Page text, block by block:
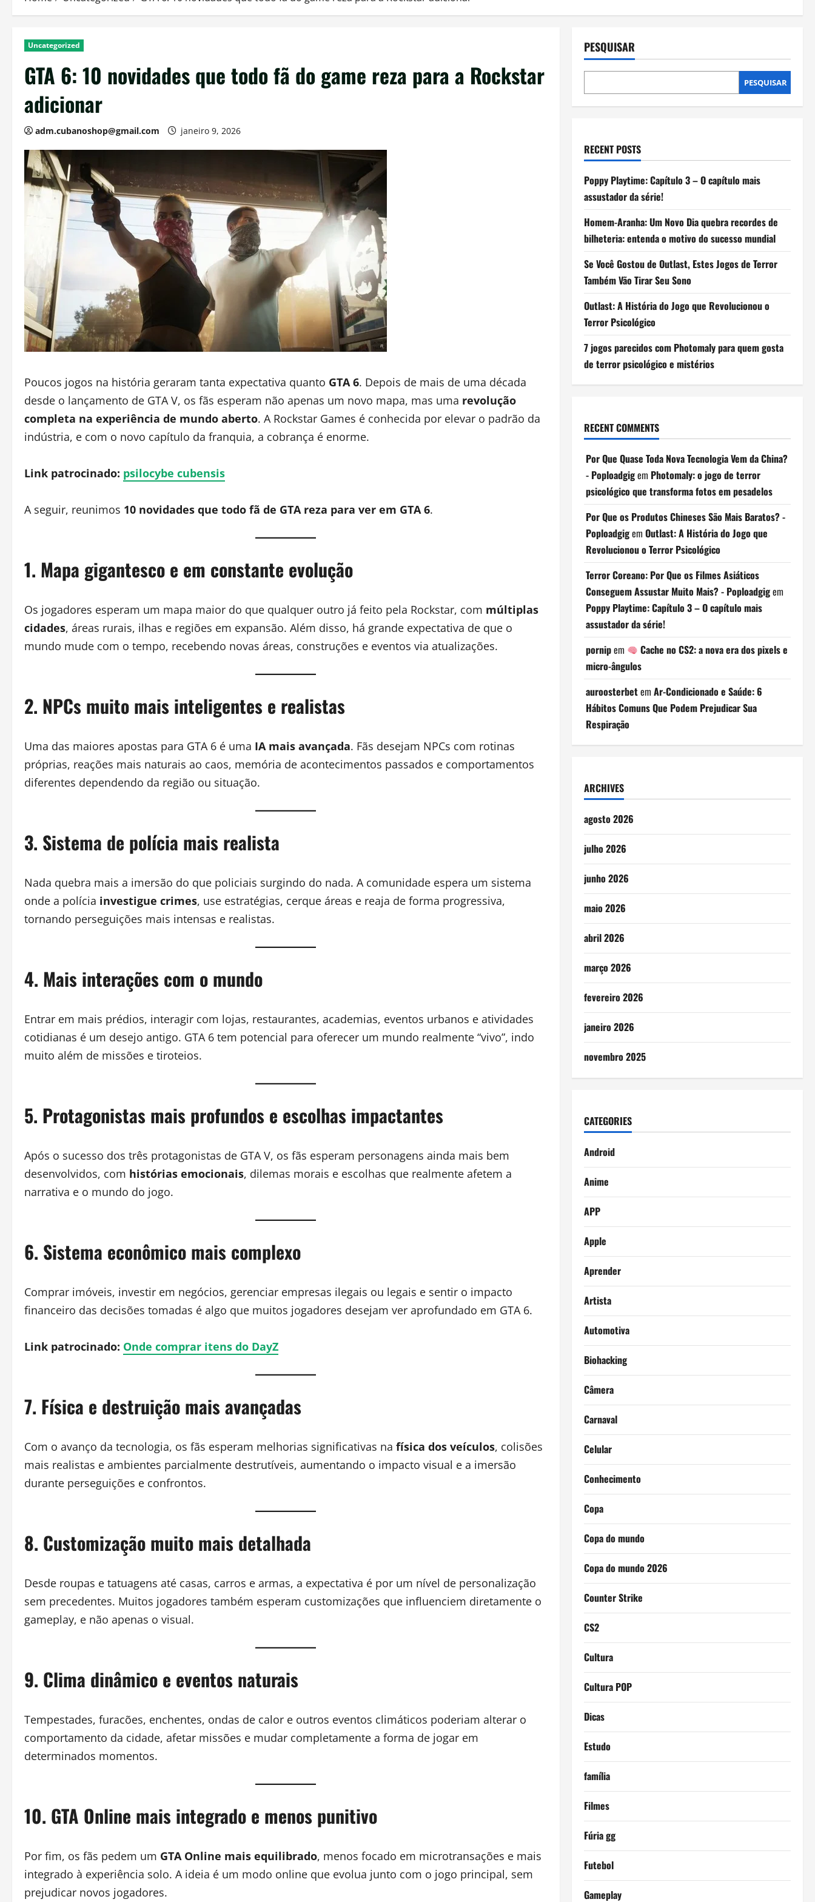
Uncategorized
GTA 6: 10 novidades que todo fã do game reza para a Rockstar
adicionar
adm.cubanoshop@gmail.com janeiro 9, 2026
Poucos jogos na história geraram tanta expectativa quanto GTA 6. Depois de mais de uma década
desde o lançamento de GTA V, os fãs esperam não apenas um novo mapa, mas uma revolução
completa na experiência de mundo aberto. A Rockstar Games é conhecida por elevar o padrão da
indústria, e com o novo capítulo da franquia, a cobrança é enorme.
Link patrocinado: psilocybe cubensis
A seguir, reunimos 10 novidades que todo fã de GTA reza para ver em GTA 6.
1. Mapa gigantesco e em constante evolução
Os jogadores esperam um mapa maior do que qualquer outro já feito pela Rockstar, com múltiplas
cidades, áreas rurais, ilhas e regiões em expansão. Além disso, há grande expectativa de que o
mundo mude com o tempo, recebendo novas áreas, construções e eventos via atualizações.
2. NPCs muito mais inteligentes e realistas
Uma das maiores apostas para GTA 6 é uma IA mais avançada. Fãs desejam NPCs com rotinas
próprias, reações mais naturais ao caos, memória de acontecimentos passados e comportamentos
diferentes dependendo da região ou situação.
3. Sistema de polícia mais realista
Nada quebra mais a imersão do que policiais surgindo do nada. A comunidade espera um sistema
onde a polícia investigue crimes, use estratégias, cerque áreas e reaja de forma progressiva,
tornando perseguições mais intensas e realistas.
4. Mais interações com o mundo
Entrar em mais prédios, interagir com lojas, restaurantes, academias, eventos urbanos e atividades
cotidianas é um desejo antigo. GTA 6 tem potencial para oferecer um mundo realmente “vivo”, indo
muito além de missões e tiroteios.
5. Protagonistas mais profundos e escolhas impactantes
Após o sucesso dos três protagonistas de GTA V, os fãs esperam personagens ainda mais bem
desenvolvidos, com histórias emocionais, dilemas morais e escolhas que realmente afetem a
narrativa e o mundo do jogo.
6. Sistema econômico mais complexo
Comprar imóveis, investir em negócios, gerenciar empresas ilegais ou legais e sentir o impacto
financeiro das decisões tomadas é algo que muitos jogadores desejam ver aprofundado em GTA 6.
Link patrocinado: Onde comprar itens do DayZ
7. Física e destruição mais avançadas
Com o avanço da tecnologia, os fãs esperam melhorias significativas na física dos veículos, colisões
mais realistas e ambientes parcialmente destrutíveis, aumentando o impacto visual e a imersão
durante perseguições e confrontos.
8. Customização muito mais detalhada
Desde roupas e tatuagens até casas, carros e armas, a expectativa é por um nível de personalização
sem precedentes. Muitos jogadores também esperam customizações que influenciem diretamente o
gameplay, e não apenas o visual.
9. Clima dinâmico e eventos naturais
Tempestades, furacões, enchentes, ondas de calor e outros eventos climáticos poderiam alterar o
comportamento da cidade, afetar missões e mudar completamente a forma de jogar em
determinados momentos.
10. GTA Online mais integrado e menos punitivo
Por fim, os fãs pedem um GTA Online mais equilibrado, menos focado em microtransações e mais
integrado à experiência solo. A ideia é um modo online que evolua junto com o jogo principal, sem
prejudicar novos jogadores.
PESQUISAR
PESQUISAR
RECENT POSTS
Poppy Playtime: Capítulo 3 – O capítulo mais
assustador da série!
Homem-Aranha: Um Novo Dia quebra recordes de
bilheteria: entenda o motivo do sucesso mundial
Se Você Gostou de Outlast, Estes Jogos de Terror
Também Vão Tirar Seu Sono
Outlast: A História do Jogo que Revolucionou o
Terror Psicológico
7 jogos parecidos com Photomaly para quem gosta
de terror psicológico e mistérios
RECENT COMMENTS
Por Que Quase Toda Nova Tecnologia Vem da China?
- Poploadgigem Photomaly: o jogo de terror
psicológico que transforma fotos em pesadelos
Por Que os Produtos Chineses São Mais Baratos? -
Poploadgigem Outlast: A História do Jogo que
Revolucionou o Terror Psicológico
Terror Coreano: Por Que os Filmes Asiáticos
Conseguem Assustar Muito Mais? - Poploadgigem
Poppy Playtime: Capítulo 3 – O capítulo mais
assustador da série!
pornipem
Cache no CS2: a nova era dos pixels e
micro-ângulos
auroosterbetem Ar-Condicionado e Saúde: 6
Hábitos Comuns Que Podem Prejudicar Sua
Respiração
ARCHIVES
agosto 2026
julho 2026
junho 2026
maio 2026
abril 2026
março 2026
fevereiro 2026
janeiro 2026
novembro 2025
CATEGORIES
Android
Anime
APP
Apple
Aprender
Artista
Automotiva
Biohacking
Câmera
Carnaval
Celular
Conhecimento
Copa
Copa do mundo
Copa do mundo 2026
Counter Strike
CS2
Cultura
Cultura POP
Dicas
Estudo
família
Filmes
Fúria gg
Futebol
Gameplay